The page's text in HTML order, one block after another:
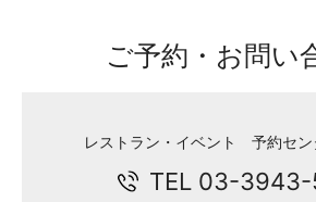
ご予約・お問い
レストラン・イベント 予約セン
TEL 03-